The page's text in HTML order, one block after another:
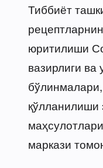
Тиббиёт
юритилиши
вазирлиги ва
қўлланилиши
маркази